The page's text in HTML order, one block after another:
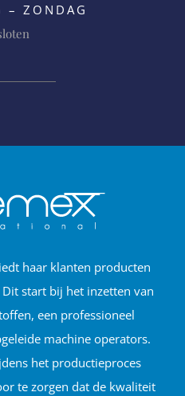
– ZONDAG
haar klanten producten
start bij het inzetten van
een professioneel
machine operators.
het productieproces
te zorgen dat de kwaliteit